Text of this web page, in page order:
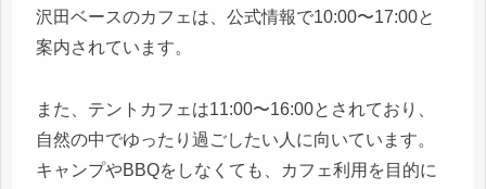
沢田ベースのカフェは、公式情報で10:00〜17:00と
案内されています。
また、テントカフェは11:00〜16:00とされており、
自然の中でゆったり過ごしたい人に向いています。
キャンプやBBQをしなくても、カフェ利用を目的に